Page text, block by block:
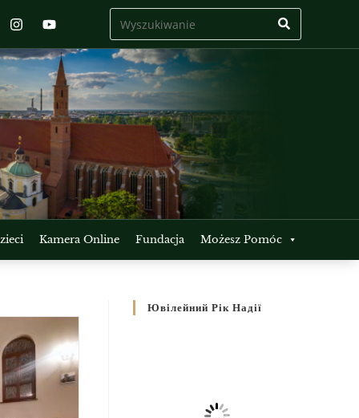
Kamera Online Fundacja Możesz Pomóc
Ювілейний Рік Надії